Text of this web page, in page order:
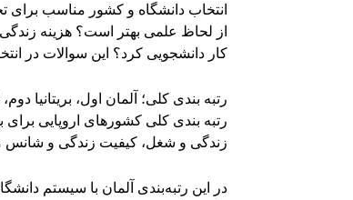
انتخاب دانشگاه و کشور مناسب برای
از لحاظ علمی بهتر است؟ هزینه
کار دانشجویی کرد؟ این سوالات در
رتبه بندی کلی؛ آلمان اول، بریتانیا
رتبه بندی کلی کشورهای اروپایی
زندگی و شغل، کیفیت زندگی و شانس
در این رتبه‌بندی آلمان با سیستم